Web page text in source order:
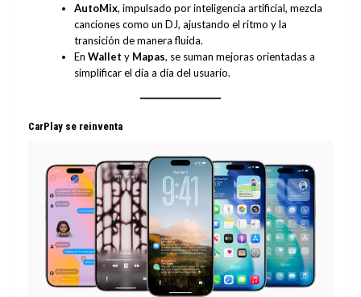
AutoMix, impulsado por inteligencia artificial, mezcla
canciones como un DJ, ajustando el ritmo y la
transición de manera fluida.
En Wallet y Mapas, se suman mejoras orientadas a
simplificar el día a día del usuario.
CarPlay se reinventa